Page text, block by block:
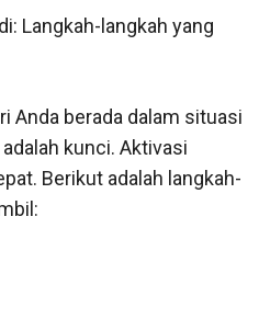
Langkah-langkah yang
Anda berada dalam situasi
kunci. Aktivasi
Berikut adalah langkah-